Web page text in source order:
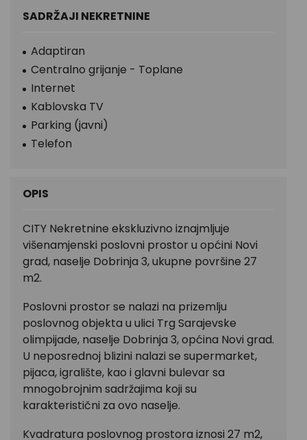
SADRŽAJI NEKRETNINE
Adaptiran
Centralno grijanje - Toplane
Internet
Kablovska TV
Parking (javni)
Telefon
OPIS
CITY Nekretnine ekskluzivno iznajmljuje
višenamjenski poslovni prostor u općini Novi
grad, naselje Dobrinja 3, ukupne površine 27
m2.
Poslovni prostor se nalazi na prizemlju
poslovnog objekta u ulici Trg Sarajevske
olimpijade, naselje Dobrinja 3, općina Novi grad.
U neposrednoj blizini nalazi se supermarket,
pijaca, igralište, kao i glavni bulevar sa
mnogobrojnim sadržajima koji su
karakteristični za ovo naselje.
Kvadratura poslovnog prostora iznosi 27 m2,